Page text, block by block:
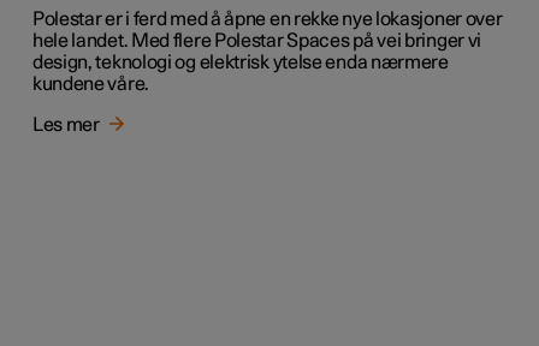
Polestar er i ferd med å åpne en rekke nye lokasjoner over
hele landet. Med flere Polestar Spaces på vei bringer vi
design, teknologi og elektrisk ytelse enda nærmere
kundene våre.
Les mer